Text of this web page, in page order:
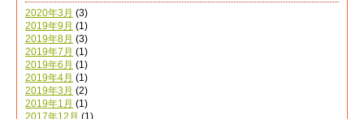
2020年3月 (3)
2019年9月 (1)
2019年8月 (3)
2019年7月 (1)
2019年6月 (1)
2019年4月 (1)
2019年3月 (2)
2019年1月 (1)
2017年12月 (1)